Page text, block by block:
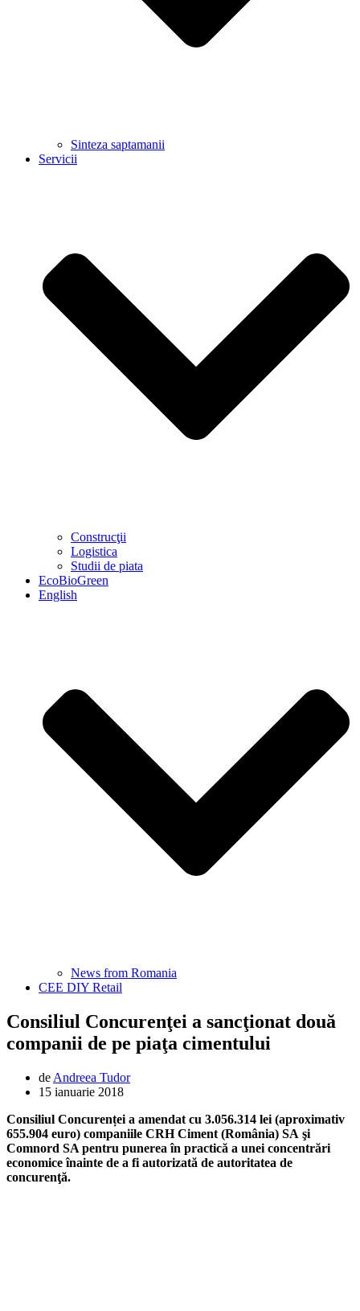
Sinteza saptamanii
Servicii
Construcţii
Logistica
Studii de piata
EcoBioGreen
English
News from Romania
CEE DIY Retail
Consiliul Concurenţei a sancţionat două
companii de pe piaţa cimentului
de Andreea Tudor
15 ianuarie 2018
Consiliul Concurenței a amendat cu 3.056.314 lei (aproximativ
655.904 euro) companiile CRH Ciment (România) SA şi
Comnord SA pentru punerea în practică a unei concentrări
economice înainte de a fi autorizată de autoritatea de
concurenţă.